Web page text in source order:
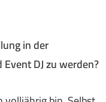
in der
DJ zu werden?